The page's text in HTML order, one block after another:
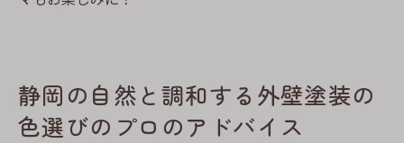
静岡の自然と調和する外壁塗装の
色選びのプロのアドバイス